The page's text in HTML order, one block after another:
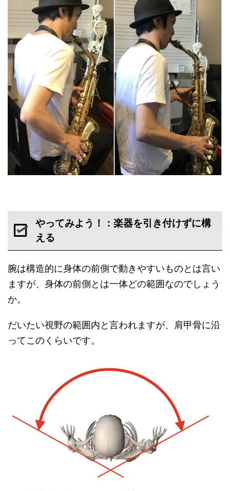
やってみよう！：楽器を引き付けずに構
える
腕は構造的に身体の前側で動きやすいものとは言い
ますが、身体の前側とは一体どの範囲なのでしょう
か。
だいたい視野の範囲内と言われますが、肩甲骨に沿
ってこのくらいです。